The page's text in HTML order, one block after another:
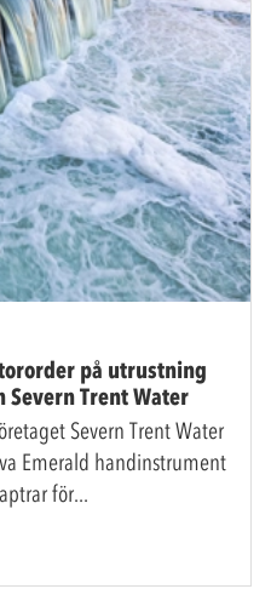
på utrustning
Trent Water
Severn Trent Water
Emerald handinstrument
för